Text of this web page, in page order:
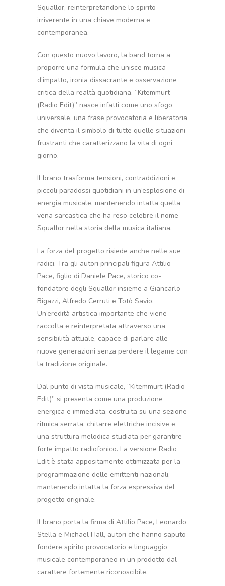
Squallor, reinterpretandone lo spirito
irriverente in una chiave moderna e
contemporanea.
Con questo nuovo lavoro, la band torna a
proporre una formula che unisce musica
d’impatto, ironia dissacrante e osservazione
critica della realtà quotidiana. “Kitemmurt
(Radio Edit)” nasce infatti come uno sfogo
universale, una frase provocatoria e liberatoria
che diventa il simbolo di tutte quelle situazioni
frustranti che caratterizzano la vita di ogni
giorno.
Il brano trasforma tensioni, contraddizioni e
piccoli paradossi quotidiani in un’esplosione di
energia musicale, mantenendo intatta quella
vena sarcastica che ha reso celebre il nome
Squallor nella storia della musica italiana.
La forza del progetto risiede anche nelle sue
radici. Tra gli autori principali figura Attilio
Pace, figlio di Daniele Pace, storico co-
fondatore degli Squallor insieme a Giancarlo
Bigazzi, Alfredo Cerruti e Totò Savio.
Un’eredità artistica importante che viene
raccolta e reinterpretata attraverso una
sensibilità attuale, capace di parlare alle
nuove generazioni senza perdere il legame con
la tradizione originale.
Dal punto di vista musicale, “Kitemmurt (Radio
Edit)” si presenta come una produzione
energica e immediata, costruita su una sezione
ritmica serrata, chitarre elettriche incisive e
una struttura melodica studiata per garantire
forte impatto radiofonico. La versione Radio
Edit è stata appositamente ottimizzata per la
programmazione delle emittenti nazionali,
mantenendo intatta la forza espressiva del
progetto originale.
Il brano porta la firma di Attilio Pace, Leonardo
Stella e Michael Hall, autori che hanno saputo
fondere spirito provocatorio e linguaggio
musicale contemporaneo in un prodotto dal
carattere fortemente riconoscibile.